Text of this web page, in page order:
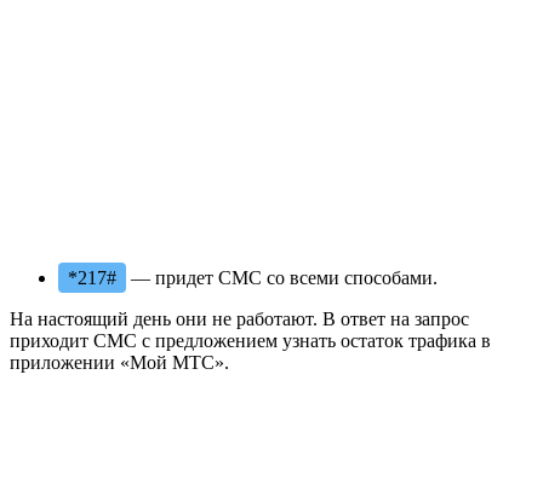
*217#
— придет СМС со всеми способами.
На настоящий день они не работают. В ответ на запрос
приходит СМС с предложением узнать остаток трафика в
приложении «Мой МТС».